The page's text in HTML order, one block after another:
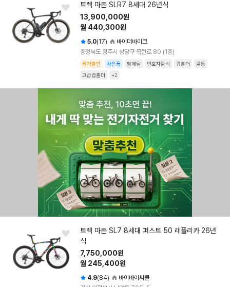
트렉 마돈 SLR7 8세대 26년식
13,900,000원
월 440,300원
5.0(17)
바이더바이크
충청북도 청주시 상당구 목련로 80 (1층)
특가할인 사은품 평페달 번호자물쇠 컵홀더
물통
고급컵홀더
+2
트렉 마돈 SL7 8세대 퍼스트 50 레플리카 26년
식
7,750,000원
월 245,400원
4.9(84)
바이바이씨클